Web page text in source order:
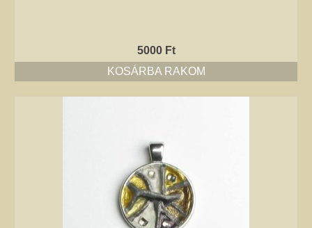
5000 Ft
KOSÁRBA RAKOM